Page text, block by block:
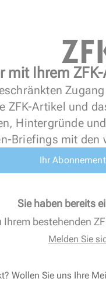
mit Ihrem
ZFK-Artikel und
Hintergründe
Briefings mit den
Ihr
Sie haben bereits
Ihrem bestehenden
Melden Sie
Wollen Sie uns Ihre